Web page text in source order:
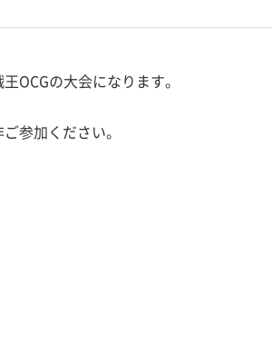
OCGの大会になります。
参加ください。